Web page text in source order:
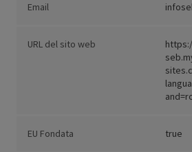
Email
URL del sito web
EU Fondata true